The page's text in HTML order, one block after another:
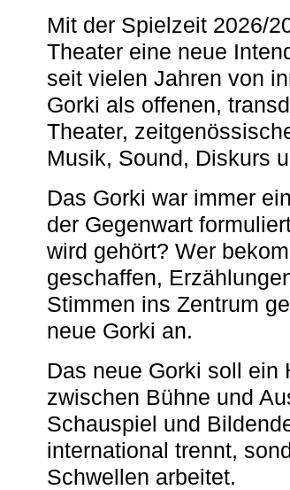
Mit der Spielzeit 2026/
Theater eine neue
seit vielen Jahren von
Gorki als offenen,
Theater,
Musik, Sound, Diskurs
Das Gorki war immer
der Gegenwart
wird gehört? Wer
geschaffen,
Stimmen ins Zentrum
neue Gorki an.
Das neue Gorki soll ein
zwischen Bühne und
Schauspiel und
international trennt,
Schwellen arbeitet.